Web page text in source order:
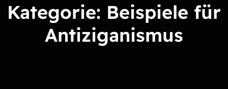
Kategorie: Beispiele für
Antiziganismus